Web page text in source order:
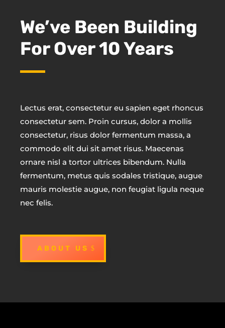
We’ve Been Building
For Over 10 Years
Lectus erat, consectetur eu sapien eget rhoncus
consectetur sem. Proin cursus, dolor a mollis
consectetur, risus dolor fermentum massa, a
commodo elit dui sit amet risus. Maecenas
ornare nisl a tortor ultrices bibendum. Nulla
fermentum, metus quis sodales tristique, augue
mauris molestie augue, non feugiat ligula neque
nec felis.
ABOUT US